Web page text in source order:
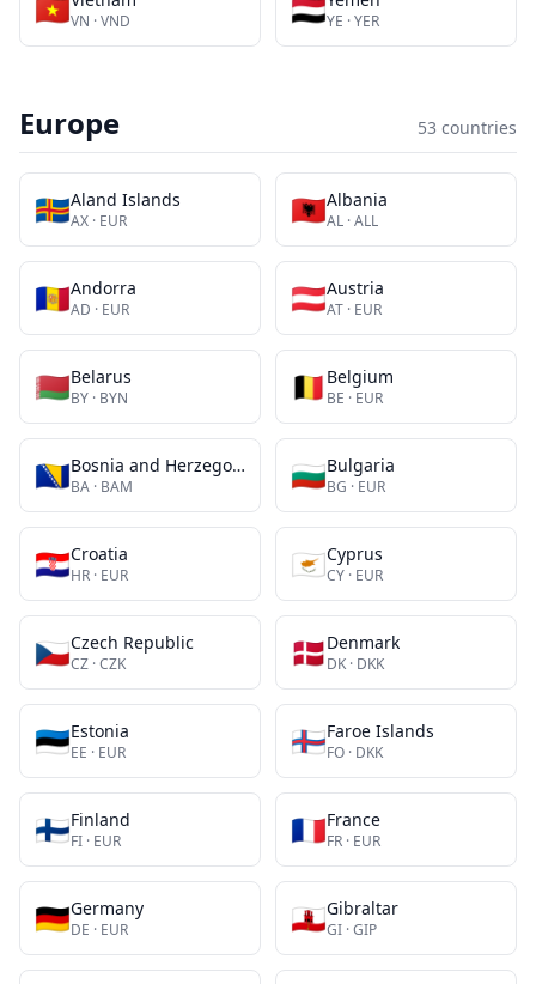
🇻🇳 VN ·VND 🇾🇪YE ·YER
Europe 53 countries
🇦🇽Aland Islands
AX · EUR 🇦🇱Albania
AL ·ALL
🇦🇩Andorra
AD · EUR 🇦🇹Austria
AT · EUR
🇧🇾Belarus
BY · BYN 🇧🇪 Belgium
BE · EUR
🇧🇦 Bosnia and Herzegovina
BA · BAM 🇧🇬Bulgaria
BG · EUR
🇭🇷Croatia
HR · EUR 🇨🇾Cyprus
CY · EUR
🇨🇿Czech Republic
CZ ·CZK 🇩🇰Denmark
DK · DKK
🇪🇪Estonia
EE · EUR 🇫🇴Faroe Islands
FO · DKK
🇫🇮Finland
FI · EUR 🇫🇷France
FR · EUR
🇩🇪Germany
DE · EUR 🇬🇮Gibraltar
GI ·GIP